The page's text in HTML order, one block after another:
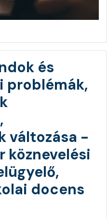
és
problémák,
változása -
köznevelési
docens